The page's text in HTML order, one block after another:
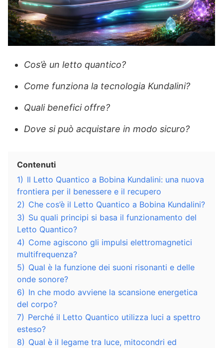
Cos’è un letto quantico?
Come funziona la tecnologia Kundalini?
Quali benefici offre?
Dove si può acquistare in modo sicuro?
Contenuti
1) Il Letto Quantico a Bobina Kundalini: una nuova
frontiera per il benessere e il recupero
2) Che cos’è il Letto Quantico a Bobina Kundalini?
3) Su quali principi si basa il funzionamento del
Letto Quantico?
4) Come agiscono gli impulsi elettromagnetici
multifrequenza?
5) Qual è la funzione dei suoni risonanti e delle
onde sonore?
6) In che modo avviene la scansione energetica
del corpo?
7) Perché il Letto Quantico utilizza luci a spettro
esteso?
8) Qual è il legame tra luce, mitocondri ed